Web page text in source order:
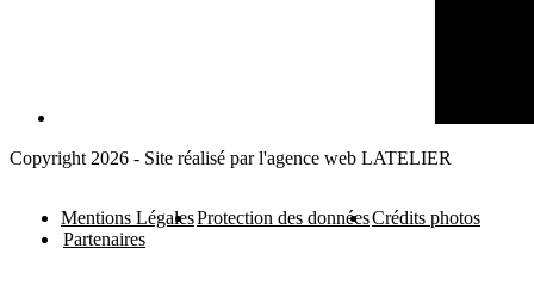
Copyright 2026 - Site réalisé par l'agence web LATELIER
Mentions LégalesProtection des donnéesCrédits photos
Partenaires